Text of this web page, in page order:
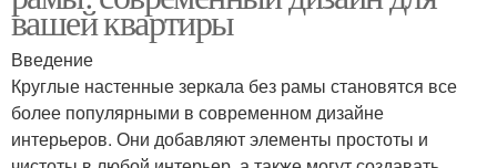
вашей квартиры
Введение
Круглые настенные зеркала без рамы становятся все
более популярными в современном дизайне
интерьеров. Они добавляют элементы простоты и